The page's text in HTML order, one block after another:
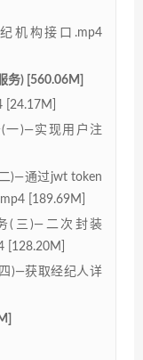
机构接口.mp4
务) [560.06M]
(一)—实现用户注
)—通过jwt token
[189.69M]
(三)—二次封装
[128.20M]
)—获取经纪人详